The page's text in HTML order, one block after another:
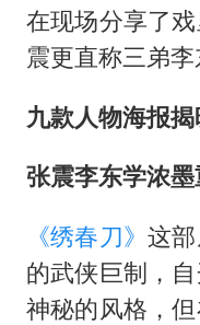
在现场分享了
震更直称三弟李
九款人物海报
张震李东学浓
《绣春刀》这
的武侠巨制，
神秘的风格，